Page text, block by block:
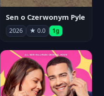
Sen o Czerwonym Pyle
2026 ★ 0.0 1g